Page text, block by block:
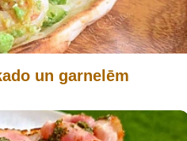
un garnelēm